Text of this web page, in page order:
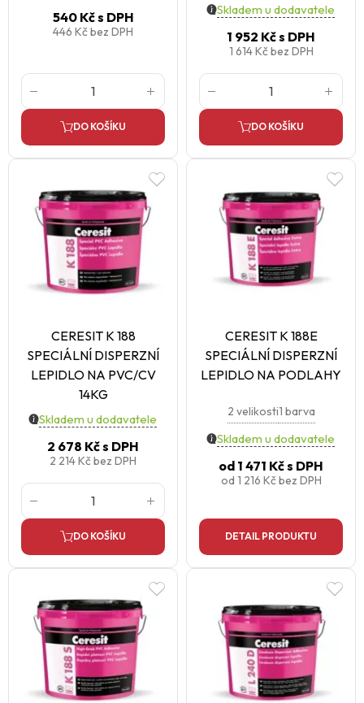
540 Kčs DPH
446 Kčbez DPH
DO KOŠÍKU
Skladem u dodavatele
1 952 Kčs DPH
1 614 Kčbez DPH
DO KOŠÍKU
CERESIT K 188
SPECIÁLNÍ DISPERZNÍ
LEPIDLO NA PVC/CV
14KG
Skladem u dodavatele
2 678 Kčs DPH
2 214 Kčbez DPH
DO KOŠÍKU
CERESIT K 188E
SPECIÁLNÍ DISPERZNÍ
LEPIDLO NA PODLAHY
2 velikosti1 barva
Skladem u dodavatele
od 1 471 Kčs DPH
od 1 216 Kčbez DPH
DETAIL PRODUKTU